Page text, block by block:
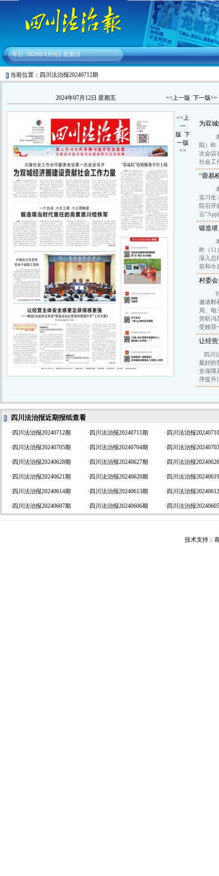
今日 2026年8月9日 星期日
当前位置：四川法治报20240712期
2024年07月12日 星期五 <<上一版 下一版>>
为双
本
阳）昨
次会议
社会工
“蓉易
本
实习生
院召开
云
锻造
本
昨（11
深入总
前和今
村委
9日
邀请郫
局、电
旁听冯
受贿罪
让经
四
最好的
全保障
序提
<<上
一
版 下
一版
>>
四川法治报近期报纸查看
· 四川法治报20240712期 · 四川法治报20240711期 · 四川法治报
· 四川法治报20240705期 · 四川法治报20240704期 · 四川法治报
· 四川法治报20240628期 · 四川法治报20240627期 · 四川法治报
· 四川法治报20240621期 · 四川法治报20240620期 · 四川法治报
· 四川法治报20240614期 · 四川法治报20240613期 · 四川法治报
· 四川法治报20240607期 · 四川法治报20240606期 · 四川法治报
技术支持：